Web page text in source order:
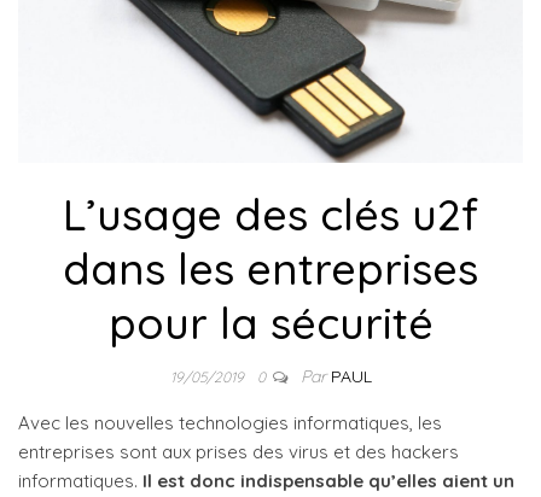
L’usage des clés u2f
dans les entreprises
pour la sécurité
19/05/2019 0 ParPAUL
Avec les nouvelles technologies informatiques, les
entreprises sont aux prises des virus et des hackers
informatiques. Il est donc indispensable qu’elles aient un